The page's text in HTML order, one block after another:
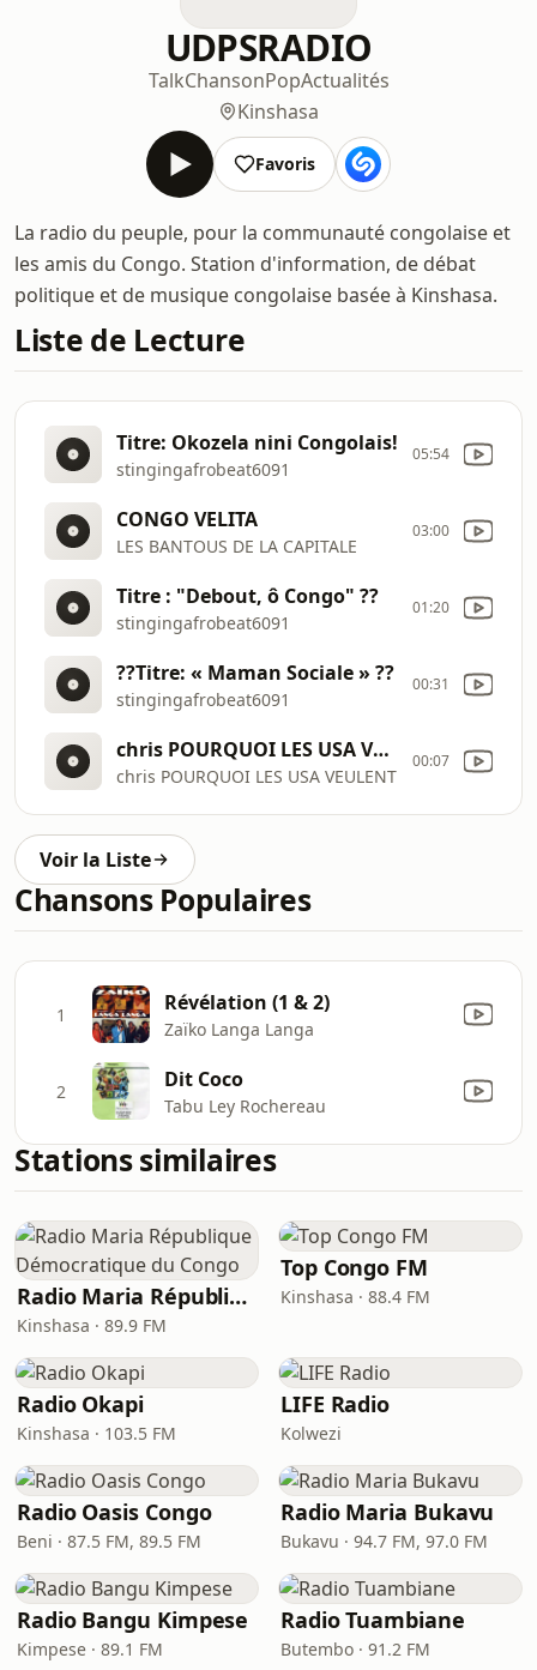
UDPSRADIO
TalkChansonPopActualités
Kinshasa
Favoris
La radio du peuple, pour la communauté congolaise et
les amis du Congo. Station d'information, de débat
politique et de musique congolaise basée à Kinshasa.
Liste de Lecture
Titre: Okozela nini Congolais!
stingingafrobeat6091
05:54
CONGO VELITA
LES BANTOUS DE LA CAPITALE
03:00
Titre : "Debout, ô Congo" ??
stingingafrobeat6091
01:20
??Titre: « Maman Sociale » ??
stingingafrobeat6091
00:31
chris POURQUOI LES USA VEULENT-ILS ARRÊTER KABILA MAINTENANT
chris POURQUOI LES USA VEULENT
00:07
Voir la Liste
Chansons Populaires
1 Révélation (1 & 2)
Zaïko Langa Langa
2 Dit Coco
Tabu Ley Rochereau
Stations similaires
Radio Maria République Démocratique du Congo
Kinshasa · 89.9 FM
Top Congo FM
Kinshasa · 88.4 FM
Radio Okapi
Kinshasa · 103.5 FM
LIFE Radio
Kolwezi
Radio Oasis Congo
Beni · 87.5 FM, 89.5 FM
Radio Maria Bukavu
Bukavu · 94.7 FM, 97.0 FM
Radio Bangu Kimpese
Kimpese · 89.1 FM
Radio Tuambiane
Butembo · 91.2 FM